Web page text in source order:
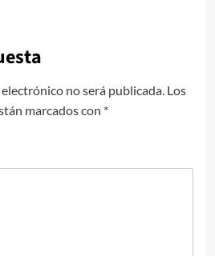
no será publicada. Los
marcados con *